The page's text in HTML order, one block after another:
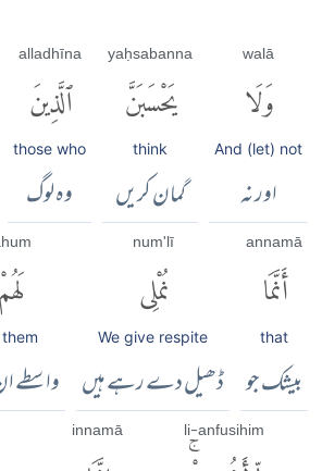
walā
وَلَا
And (let) not
اور نہ
yaḥsabanna
يَحْسَبَنَّ
think
گمان کریں
alladhīna
ٱلَّذِينَ
those who
وہ لوگ
annamā
أَنَّمَا
that
بیشک جو
num'lī
نُمْلِى
We give respite
ڈھیل دے رہے ہیں
لَهُمْ
واسطے
li-anfusihim
innamā